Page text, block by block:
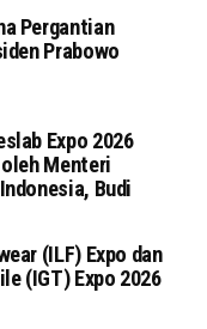
Pergantian
Prabowo
Expo 2026
Menteri
Budi
(ILF) Expo dan
(IGT) Expo 2026